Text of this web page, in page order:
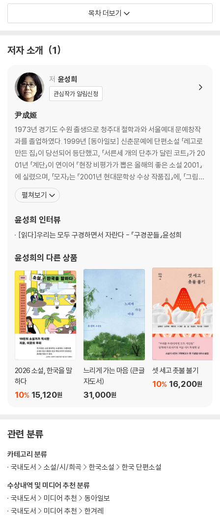
작가의 말
목차 더보기
저자 소개 1
저 윤성희
관심작가 알림신청
尹成姬
1973년 경기도 수원 출생으로 청주대 철학과와 서울예대 문예창작
과를 졸업하였다. 1999년 [동아일보] 신춘문예에 단편소설 「레고로
만든 집」이 당선되어 등단했고, 「서른세 개의 단추가 달린 코트」가 20
01년 「계단」이 연이어 『현장 비평가가 뽑은 올해의 좋은 소설 2001』
에 실렸으며, 「모자」는 『2001년 현대문학상 수상 작품집』에, 「그림자
들」은 『2001년 이상문학상 수상 작품집』에 수록되었다. 「유턴지점에
보물지도를 묻다」로 현대문학상을 수상했다. 「부메랑」으로 2011년 1
오늘의 젊은 예술가상, 한
펼쳐보기
윤성희 인터뷰
[읽다]우리는 모두 구경하면서 자란다 - 『구경꾼들』윤성희
윤성희의 다른 상품
2026 소설, 한국을 말
하다
15,120원
10%
느리게 가는 마음 (큰글
자도서)
31,000원
셋 세고 촛불 불기
16,200원
10%
관련 분류
수상내역 및 미디어 추천 분류
국내도서
미디어 추천
동아일보
국내도서
미디어 추천 한겨레
카테고리 분류
국내도서
소설/시/희곡 한국소설 한국 단편소설